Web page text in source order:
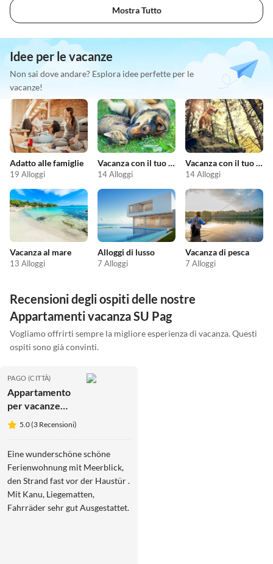
Mostra Tutto
Idee per le vacanze
Non sai dove andare? Esplora idee perfette per le
vacanze!
Adatto alle famiglie
19 Alloggi
Vacanza con il tuo animale domestico
14 Alloggi
Vacanza con il tuo cane
14 Alloggi
Vacanza al mare
13 Alloggi
Alloggi di lusso
7 Alloggi
Vacanza di pesca
7 Alloggi
Recensioni degli ospiti delle nostre
Appartamenti vacanza SU Pag
Vogliamo offrirti sempre la migliore esperienza di vacanza. Questi
ospiti sono già convinti.
PAGO (CITTÀ)
Appartamento
per vacanze
Kovacika -
Direttamente
vista mare
5.0 (3 Recensioni)
Eine wunderschöne schöne
Ferienwohnung mit Meerblick,
den Strand fast vor der Haustür .
Mit Kanu, Liegematten,
Fahrräder sehr gut Ausgestattet.